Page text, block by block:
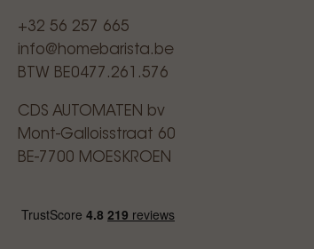
+32 56 257 665
info@homebarista.be
BTW BE0477.261.576
CDS AUTOMATEN bv
Mont-Galloisstraat 60
BE-7700 MOESKROEN